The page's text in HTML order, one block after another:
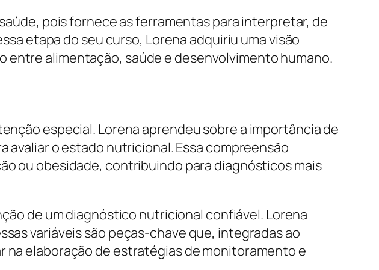
pois fornece as ferramentas para interpretar, de
etapa do seu curso, Lorena adquiriu uma visão
alimentação, saúde e desenvolvimento humano.
especial. Lorena aprendeu sobre a importância de
o estado nutricional. Essa compreensão
ou obesidade, contribuindo para diagnósticos mais
de um diagnóstico nutricional confiável. Lorena
variáveis são peças-chave que, integradas ao
na elaboração de estratégias de monitoramento e